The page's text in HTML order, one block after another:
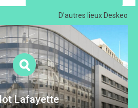
D'autres lieux Deskeo
Lafayette